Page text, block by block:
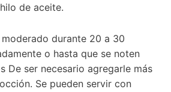
de aceite.
durante 20 a 30
o hasta que se noten
De ser necesario agregarle más
Se pueden servir con